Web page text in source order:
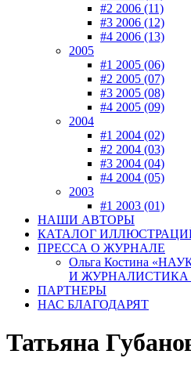
#2 2006 (11)
#3 2006 (12)
#4 2006 (13)
2005
#1 2005 (06)
#2 2005 (07)
#3 2005 (08)
#4 2005 (09)
2004
#1 2004 (02)
#2 2004 (03)
#3 2004 (04)
#4 2004 (05)
2003
#1 2003 (01)
НАШИ АВТОРЫ
КАТАЛОГ
ПРЕССА О ЖУРНАЛЕ
Ольга Костина
И ЖУРНАЛИСТИКА
ПАРТНЕРЫ
НАС БЛАГОДАРЯТ
Татьяна